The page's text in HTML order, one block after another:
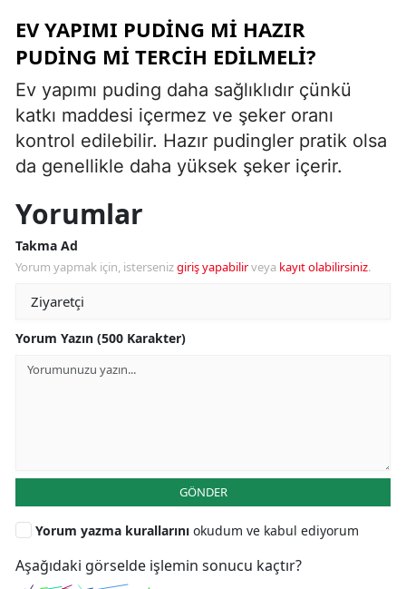
EV YAPIMI PUDING MI HAZIR
PUDING MI TERCIH EDILMELI?
Ev yapımı puding daha sağlıklıdır çünkü
katkı maddesi içermez ve şeker oranı
kontrol edilebilir. Hazır pudingler pratik olsa
da genellikle daha yüksek şeker içerir.
Yorumlar
Takma Ad
Yorum yapmak için, istersenizgiriş yapabilirveya kayıt olabilirsiniz.
Yorum Yazın (500 Karakter)
GÖNDER
Yorum yazma kurallarını okudum ve kabul ediyorum
Aşağıdaki görselde işlemin sonucu kaçtır?